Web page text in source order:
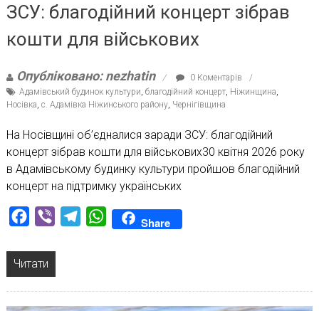
ЗСУ: благодійний концерт зібрав
кошти для військових
Опубліковано: nezhatin
0 Коментарів
Адамівський будинок культури благодійний концерт, Ніжинщина
Носівка с. Адамівка Ніжинського району, Чернігівщина
На Носівщині об’єдналися заради ЗСУ: благодійний
концерт зібрав кошти для військових30 квітня 2026 року
в Адамівському будинку культури пройшов благодійний
концерт на підтримку українських
Facebook
Viber TelegramWhatsAppShare
Читати